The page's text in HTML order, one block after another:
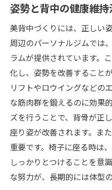
姿勢と背中の健康維持
美背中づくりには、正しい
周辺のパーソナルジムでは
ラムが提供されています。
化し、姿勢を改善すること
リフトやロウイングなどの
な筋肉群を鍛えるのに効果
ズを行うことで、背骨が正
座り姿が改善されます。ま
重要です。椅子に座る時は
しっかりとつけることを意
な努力が、長期的には体型